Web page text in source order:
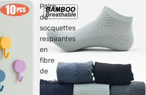
Paire
de
socquettes
respirantes
en
fibre
de
bambou